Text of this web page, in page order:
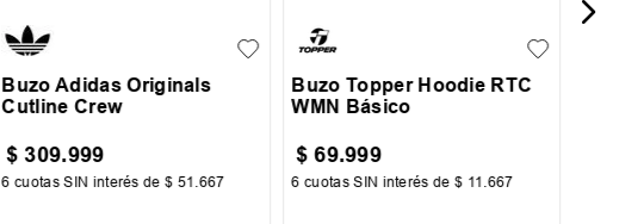
Buzo Adidas Originals
Cutline Crew
$ 309.999
6 cuotas SIN interés de$ 51 667
Buzo Topper Hoodie RTC
WMN Básico
$ 69.999
6 cuotas SIN interés de$ 11 667